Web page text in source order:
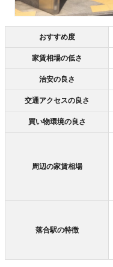
おすすめ度
家賃相場の低さ
治安の良さ
交通アクセスの良さ
買い物環境の良さ
周辺の家賃相場
落合駅の特徴